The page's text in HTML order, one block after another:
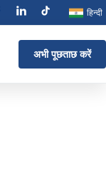
हिन्दी
अभी पूछताछ करें